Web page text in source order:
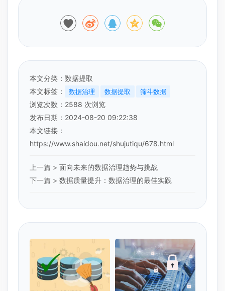
本文分类： 数据提取
本文标签：
数据治理 数据提取 筛斗数据
浏览次数： 2588 次浏览
发布日期：2024-08-20 09:22:38
本文链接：
https://www.shaidou.net/shujutiqu/678.html
上一篇 > 面向未来的数据治理趋势与挑战
下一篇 > 数据质量提升：数据治理的最佳实践